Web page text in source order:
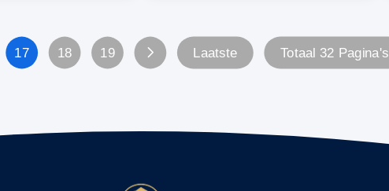
17 18 19 Laatste Totaal 32 Pagina's